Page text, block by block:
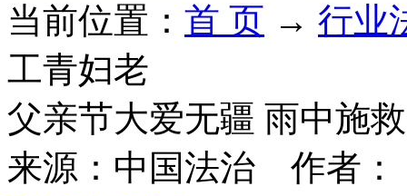
当前位置： 首 页 → 行业
工青妇老
父亲节大爱无疆 雨中施
来源： 中国法治 作者：